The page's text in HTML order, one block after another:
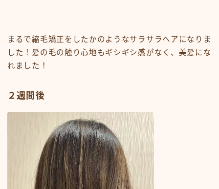
まるで縮毛矯正をしたかのようなサラサラヘアになりま
した！髪の毛の触り心地もギシギシ感がなく、美髪にな
れました！
２週間後